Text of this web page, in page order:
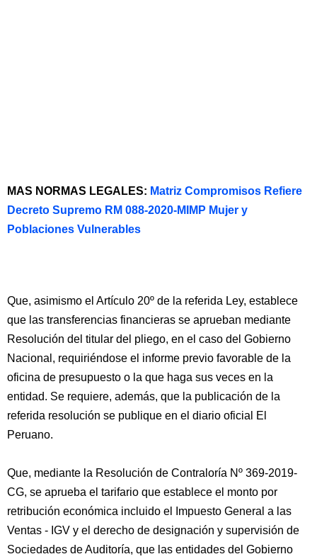
MAS NORMAS LEGALES: Matriz Compromisos Refiere
Decreto Supremo RM 088-2020-MIMP Mujer y
Poblaciones Vulnerables
Que, asimismo el Artículo 20º de la referida Ley, establece
que las transferencias financieras se aprueban mediante
Resolución del titular del pliego, en el caso del Gobierno
Nacional, requiriéndose el informe previo favorable de la
oficina de presupuesto o la que haga sus veces en la
entidad. Se requiere, además, que la publicación de la
referida resolución se publique en el diario oficial El
Peruano.
Que, mediante la Resolución de Contraloría Nº 369-2019-
CG, se aprueba el tarifario que establece el monto por
retribución económica incluido el Impuesto General a las
Ventas - IGV y el derecho de designación y supervisión de
Sociedades de Auditoría, que las entidades del Gobierno